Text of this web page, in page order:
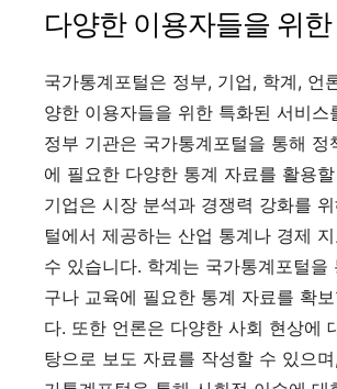
다양한 이용자들을 위
국가통계포털은 정부, 기업, 학계, 언
양한 이용자들을 위한 특화된 서비스
정부 기관은 국가통계포털을 통해 정
에 필요한 다양한 통계 자료를 활용
기업은 시장 분석과 경쟁력 강화를
털에서 제공하는 산업 통계나 경제
수 있습니다. 학계는 국가통계포털을
구나 교육에 필요한 통계 자료를 확
다. 또한 언론은 다양한 사회 현상에
탕으로 보도 자료를 작성할 수 있으